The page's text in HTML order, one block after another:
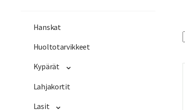
Hanskat
Huoltotarvikkeet
Kypärät
Lahjakortit
Lasit